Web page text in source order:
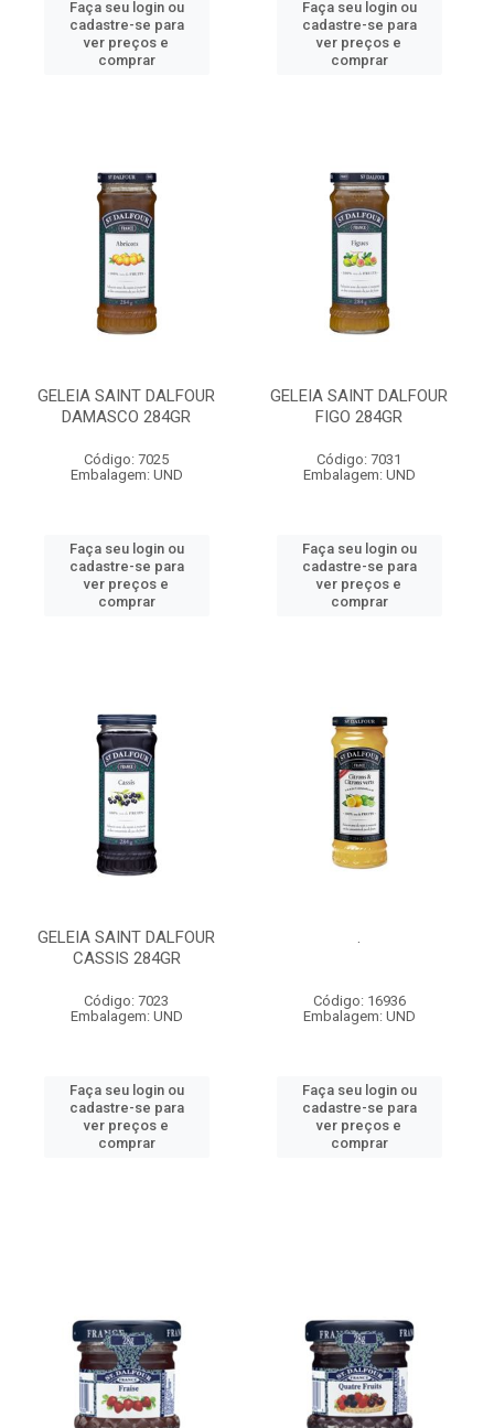
Faça seu login ou
cadastre-se para
ver preços e
comprar
Faça seu login ou
cadastre-se para
ver preços e
comprar
GELEIA SAINT DALFOUR
DAMASCO 284GR
Código: 7025
Embalagem: UND
Faça seu login ou
cadastre-se para
ver preços e
comprar
GELEIA SAINT DALFOUR
FIGO 284GR
Código: 7031
Embalagem: UND
Faça seu login ou
cadastre-se para
ver preços e
comprar
GELEIA SAINT DALFOUR
CASSIS 284GR
Código: 7023
Embalagem: UND
Faça seu login ou
cadastre-se para
ver preços e
comprar
.
Código: 16936
Embalagem: UND
Faça seu login ou
cadastre-se para
ver preços e
comprar